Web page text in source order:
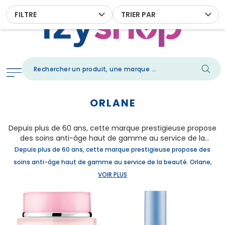
TRIER PAR
FILTRE
ORLANE
Depuis plus de 60 ans, cette marque prestigieuse propose
des soins anti-âge haut de gamme au service de la
beauté.
Depuis plus de 60 ans, cette marque prestigieuse propose des
soins anti-âge haut de gamme au service de la beauté. Orlane,
c’est une vision de la beauté simple, juste et luxueuse. Pionnier
produits de soin Orlane offrent en permanence les réponses les
plus adéquates aux exigences de beauté des femmes, avec
VOIR PLUS